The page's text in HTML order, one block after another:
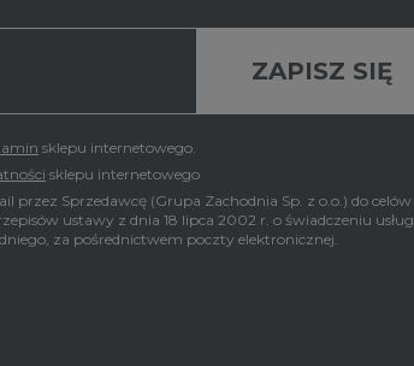
sklepu internetowego.
sklepu internetowego
przez Sprzedawcę (Grupa Zachodnia Sp. z o.o.) do celów
ustawy z dnia 18 lipca 2002 r. o świadczeniu usług
za pośrednictwem poczty elektronicznej.